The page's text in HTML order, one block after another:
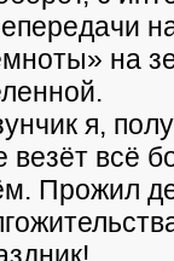
на
я,
везёт всё
Прожил